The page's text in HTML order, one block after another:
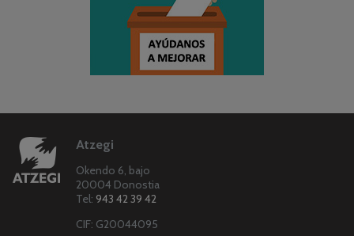
Atzegi
Okendo 6, bajo
20004 Donostia
Tel: 943 42 39 42
CIF: G20044095